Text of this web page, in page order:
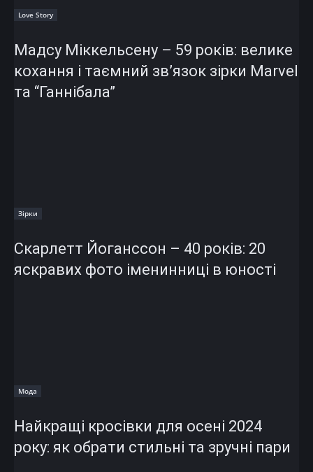
Love Story
Мадсу Міккельсену – 59 років: велике
кохання і таємний зв’язок зірки Marvel
та “Ганнібала”
Зірки
Скарлетт Йоганссон – 40 років: 20
яскравих фото іменинниці в юності
Мода
Найкращі кросівки для осені 2024
року: як обрати стильні та зручні пари